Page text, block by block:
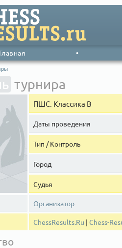
Главная •
турнира
ПШС. Классика B
Даты проведения
Тип / Контроль
Город
Судья
Организатор
ChessResults.Ru | Chess-